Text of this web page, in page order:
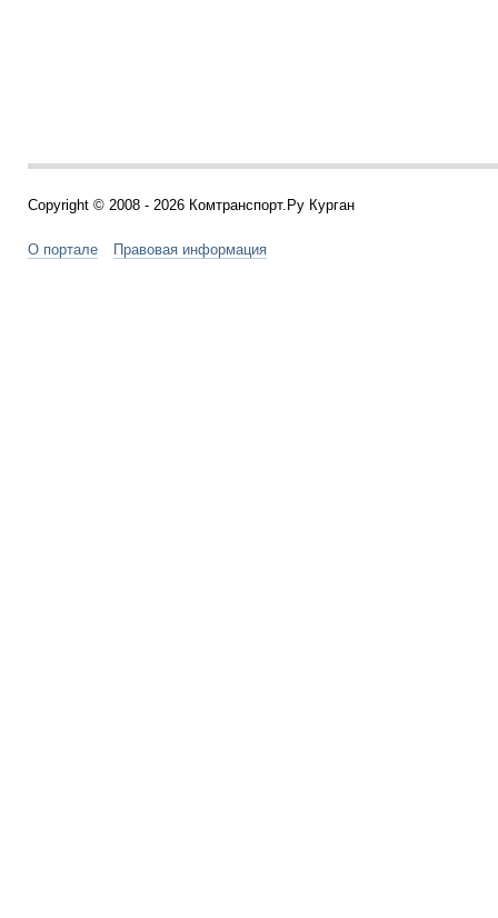
Copyright © 2008 - 2026 Комтранспорт.Ру Курган
О портале Правовая информация